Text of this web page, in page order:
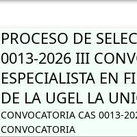
PROCESO DE
0013-2026 III
ESPECIALISTA EN
DE LA UGEL LA
CONVOCATORIA CAS 0013-
CONVOCATORIA